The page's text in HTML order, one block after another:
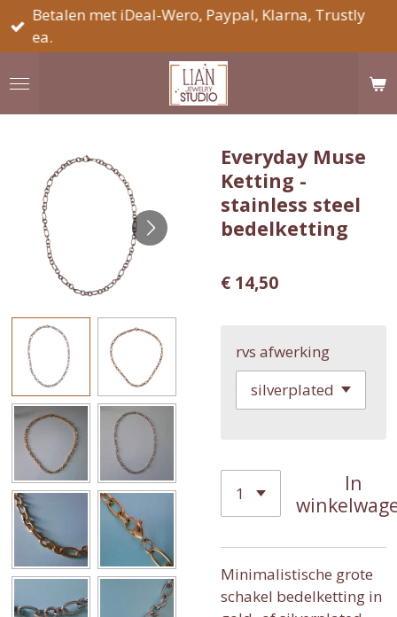
Ga
direct
de
Betalen met iDeal-Wero, Paypal, Klarna, Trustly
ea.
Everyday Muse
Ketting -
stainless steel
bedelketting
€ 14,50
rvs afwerking
In
Minimalistische grote
schakel bedelketting in